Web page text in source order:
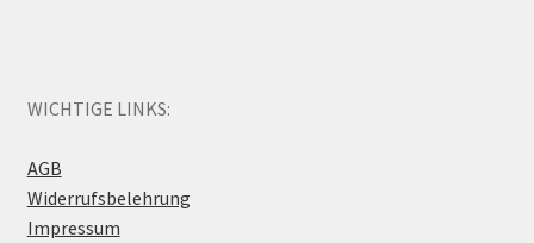
WICHTIGE LINKS:
AGB
Widerrufsbelehrung
Impressum